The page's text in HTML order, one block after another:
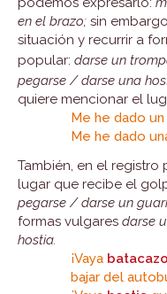
en el brazo; sin
situación y recurrir a
popular: darse un
pegarse / darse una
quiere mencionar el
Me he dado un
Me he dado
También, en el
lugar que recibe el
pegarse / darse un
formas vulgares darse
hostia.
¡Vaya batacazo
bajar del